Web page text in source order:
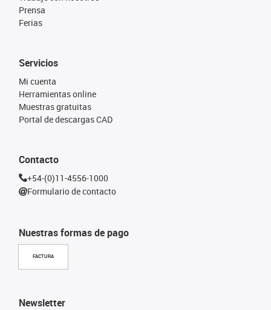
Prensa
Ferias
Nuestras formas de pago
FACTURA
Servicios
Mi cuenta
Herramientas online
Muestras gratuitas
Portal de descargas CAD
Contacto
+54-(0)11-4556-1000
Formulario de contacto
Newsletter